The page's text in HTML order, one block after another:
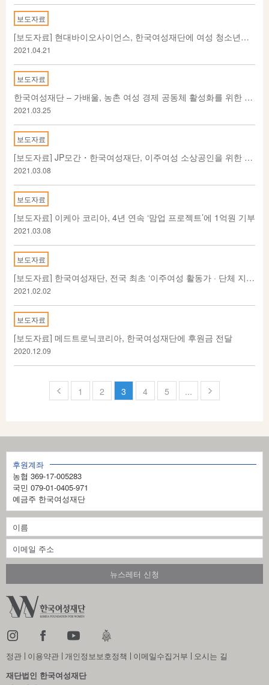
보도자료
[보도자료] 현대바이오사이언스, 한국여성재단에 여성 청소년들을 위한 아름다운 나눔
2021.04.21
보도자료
한국여성재단 – 가배울, 농촌 여성 경제 공동체 활성화를 위한 CRM 협약 체결
2021.03.25
보도자료
[보도자료] JP모간・한국여성재단, 이주여성 소상공인을 위한 언텍트 마케팅 지원
2021.03.08
보도자료
[보도자료] 이케아 코리아, 4년 연속 ‘맘업 프로젝트’에 1억원 기부
2021.03.08
보도자료
[보도자료] 한국여성재단, 전국 최초 ‘이주여성 활동가 · 단체 지원사업’ 시작
2021.02.02
보도자료
[보도자료] 메드트로닉코리아, 한국여성재단에 후원금 전달
2020.12.09
의
9
1 2 3 4 5 ...
후원계좌
농협 369-17-005283
국민 079-01-0405-971
예금주 한국여성재단
정관 이용약관 개인정보보호정책 이메일수집거부
오시는 길
재단법인 한국여성재단